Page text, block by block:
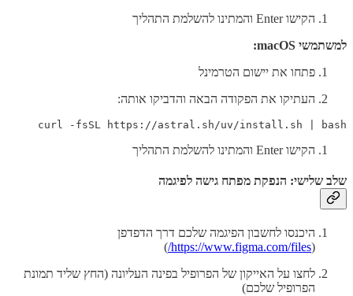
הקישו Enter והמתינו להשלמת התהליך
למשתמשי macOS:
פתחו את יישום הטרמינל
העתיקו את הפקודה הבאה והדביקו אותה:
curl -fsSL https://astral.sh/uv/install.sh | bash
הקישו Enter והמתינו להשלמת התהליך
שלב שלישי: הנפקת מפתח גישה לפיגמה
היכנסו לחשבון הפיגמה שלכם דרך הדפדפן
(
https://www.figma.com/files/
)
לחצו על האייקון של הפרופיל בפינה העליונה (החץ שליד תמונת
הפרופיל שלכם)